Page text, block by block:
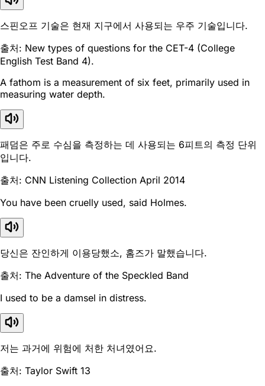
스핀오프 기술은 현재 지구에서 사용되는 우주 기술입니다.
출처: New types of questions for the CET-4 (College
English Test Band 4).
A fathom is a measurement of six feet, primarily used in
measuring water depth.
패덤은 주로 수심을 측정하는 데 사용되는 6피트의 측정 단위
입니다.
출처: CNN Listening Collection April 2014
You have been cruelly used, said Holmes.
당신은 잔인하게 이용당했소, 홈즈가 말했습니다.
출처: The Adventure of the Speckled Band
I used to be a damsel in distress.
저는 과거에 위험에 처한 처녀였어요.
출처: Taylor Swift 13